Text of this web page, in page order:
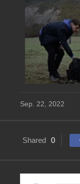
Sep. 22, 2022
Shared 0